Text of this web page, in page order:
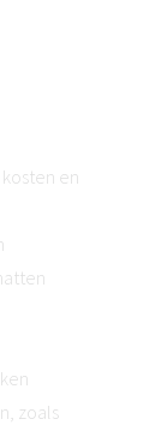
en
zoals